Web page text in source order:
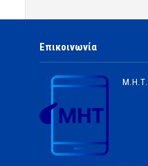
Επικοινωνία
Μ.Η.Τ.